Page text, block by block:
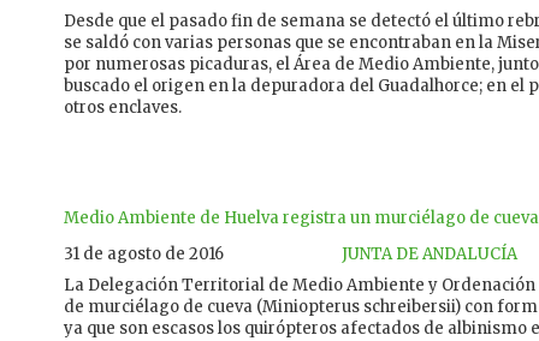
Desde que el pasado fin de semana se detectó el último
se saldó con varias personas que se encontraban en la
por numerosas picaduras, el Área de Medio Ambiente,
buscado el origen en la depuradora del Guadalhorce; en el
otros enclaves.
Medio Ambiente de Huelva registra un murciélago de
31 de agosto de 2016
JUNTA DE ANDALUCÍA
La Delegación Territorial de Medio Ambiente y
de murciélago de cueva (Miniopterus schreibersii) con
ya que son escasos los quirópteros afectados de albinismo